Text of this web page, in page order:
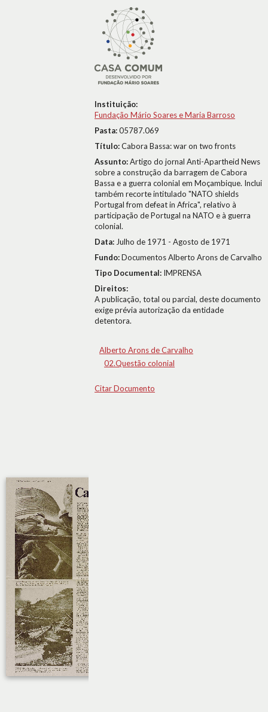
Instituição:
Fundação Mário Soares e Maria Barroso
Pasta:05787.069
Título:Cabora Bassa: war on two fronts
Assunto:Artigo do jornal Anti-Apartheid News
sobre a construção da barragem de Cabora
Bassa e a guerra colonial em Moçambique. Inclui
também recorte intitulado "NATO shields
Portugal from defeat in Africa", relativo à
participação de Portugal na NATO e à guerra
colonial.
Data: Julho de 1971 - Agosto de 1971
Fundo:Documentos Alberto Arons de Carvalho
Tipo Documental: IMPRENSA
Direitos:
A publicação, total ou parcial, deste documento
exige prévia autorização da entidade
detentora.
Alberto Arons de Carvalho
02.Questão colonial
Citar Documento